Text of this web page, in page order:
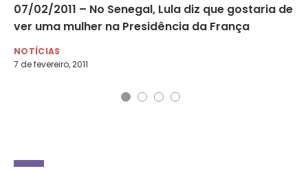
07/02/2011 – No Senegal, Lula diz que gostaria de
ver uma mulher na Presidência da França
NOTÍCIAS
7 de fevereiro, 2011